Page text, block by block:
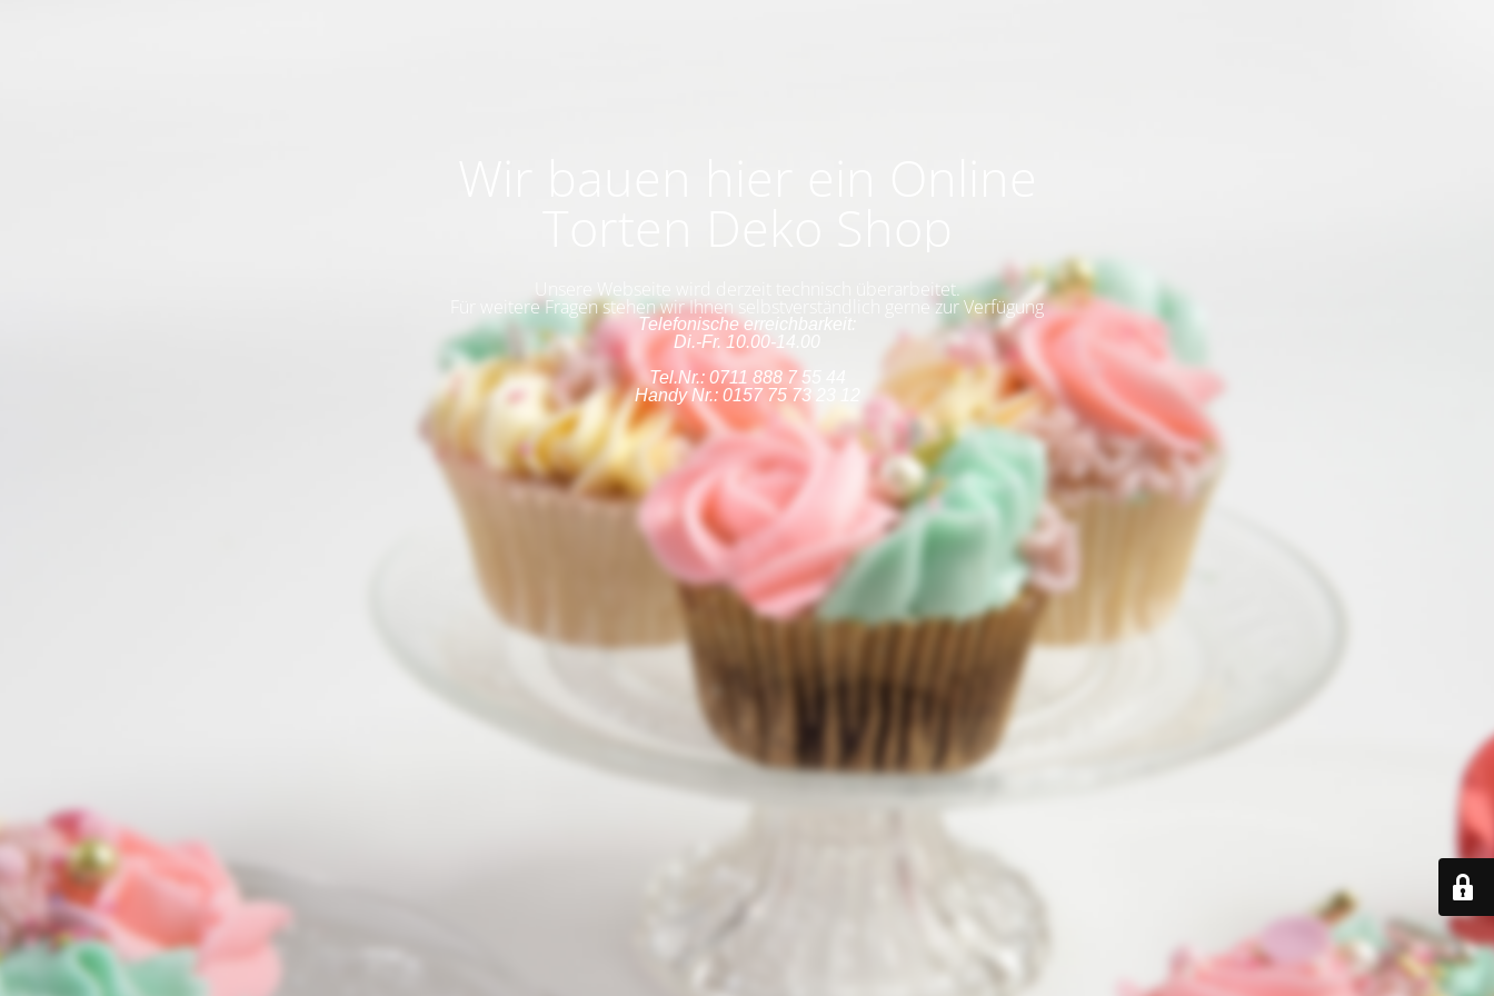
Unsere Webseite wird derzeit technisch überarbeitet.
Für weitere Fragen stehen wir Ihnen selbstverständlich gerne zur Verfügung
Telefonische erreichbarkeit:
Di.-Fr. 10.00-14.00
Tel.Nr.: 0711 888 7 55 44
Handy Nr.: 0157 75 73 23 12